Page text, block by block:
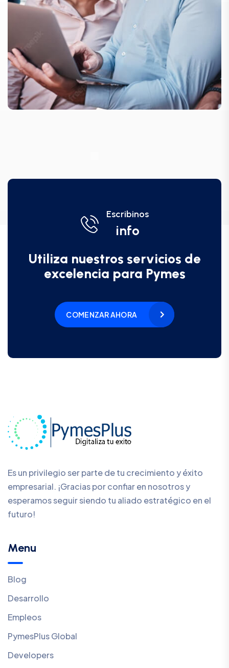
Escribinos
info
Utiliza nuestros servicios de
excelencia para Pymes
COMENZAR AHORA
Es un privilegio ser parte de tu crecimiento y éxito
empresarial. ¡Gracias por confiar en nosotros y
esperamos seguir siendo tu aliado estratégico en el
futuro!
Menu
Blog
Desarrollo
Empleos
PymesPlus Global
Developers